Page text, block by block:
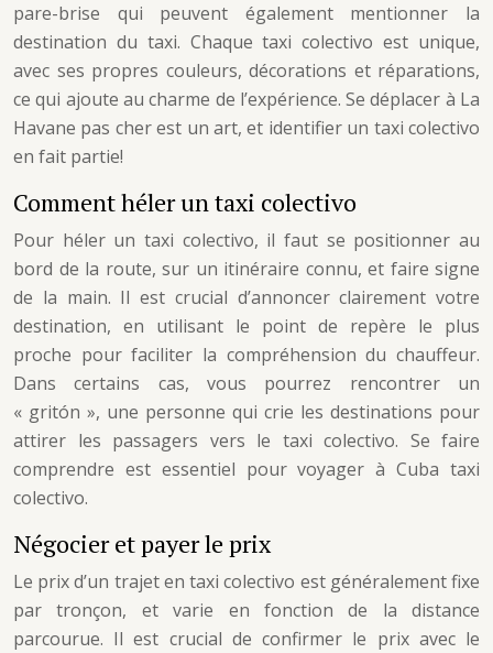
pare-brise qui peuvent également mentionner la
destination du taxi. Chaque taxi colectivo est unique,
avec ses propres couleurs, décorations et réparations,
ce qui ajoute au charme de l’expérience. Se déplacer à La
Havane pas cher est un art, et identifier un taxi colectivo
en fait partie!
Comment héler un taxi colectivo
Pour héler un taxi colectivo, il faut se positionner au
bord de la route, sur un itinéraire connu, et faire signe
de la main. Il est crucial d’annoncer clairement votre
destination, en utilisant le point de repère le plus
proche pour faciliter la compréhension du chauffeur.
Dans certains cas, vous pourrez rencontrer un
« gritón », une personne qui crie les destinations pour
attirer les passagers vers le taxi colectivo. Se faire
comprendre est essentiel pour voyager à Cuba taxi
colectivo.
Négocier et payer le prix
Le prix d’un trajet en taxi colectivo est généralement fixe
par tronçon, et varie en fonction de la distance
parcourue. Il est crucial de confirmer le prix avec le